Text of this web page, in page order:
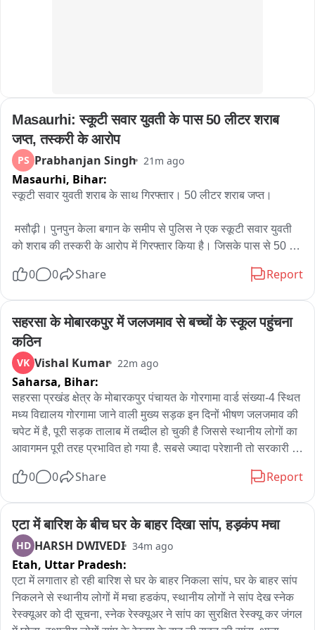
Masaurhi: स्कूटी सवार युवती के पास 50 लीटर शराब
जप्त, तस्करी के आरोप
PS Prabhanjan Singh 21m ago
Masaurhi, Bihar:
स्कूटी सवार युवती शराब के साथ गिरफ्तार। 50 लीटर शराब जप्त।
मसौढ़ी। पुनपुन केला बगान के समीप से पुलिस ने एक स्कूटी सवार युवती
को शराब की तस्करी के आरोप में गिरफ्तार किया है। जिसके पास से 50
एक युवती अक्सर पुनपुन से शराब लेकर पटना जाती है। पुलिस ने सूचना पर
को रोका गया। स्कूटी की तलाशी ली गई तो बोरे में रखा शराब बरामद हुआ।
पुनपुन थाना के एसएचओ बेबी कुमारी ने बताया कि गिरफ्तार आरोपी प्रियंका
कुमारी मूल रूप से नालंदा के बिहारशरीफ की रहने वाली है। जो पटना में
किराए के मकान में रहती है। प्रियंका मनोरा स्थित एक व्यक्ति से शराब
खरीदकर पटना बिक्री के लिए लेकर जाती थी। उक्त आरोपी की पहचान
की गई है। पुलिस तलाश में जुटी है।
0 0 Share Report
सहरसा के मोबारकपुर में जलजमाव से बच्चों के स्कूल पहुंचना
कठिन
VK Vishal Kumar 22m ago
Saharsa, Bihar:
सहरसा प्रखंड क्षेत्र के मोबारकपुर पंचायत के गोरगामा वार्ड संख्या-4 स्थित
मध्य विद्यालय गोरगामा जाने वाली मुख्य सड़क इन दिनों भीषण जलजमाव की
चपेट में है, पूरी सड़क तालाब में तब्दील हो चुकी है जिससे स्थानीय लोगों का
आवागमन पूरी तरह प्रभावित हो गया है. सबसे ज्यादा परेशानी तो सरकारी
बच्चे रोजाना घुटने भर पानी पार कर स्कूल जाने को मजबूर हैं, इस दौरान
खतरा भी बना हुआ है, बारिश के दिनों में तो स्थिति और भी गंभीर हो जाती है.
ग्रामीणों का आरोप है कि इस समस्या को लेकर कई बार पंचायत
प्रतिनिधियों और संबंधित अधिकारियों को शिकायत भी की गई, लेकिन अब
तक कोई ठोस कार्रवाई नहीं हुई. ग्रामीणों ने प्रशासन से अविलंब सड़क की
मरम्मत, जलनिकासी की स्थायी व्यवस्था, नियमित फॉगिंग और कीटनाशक
छिड़काव कराने की मांग की है. विद्यालय के प्रिंसिपल सुनील पंडित ने बताया
कि स्कूल आने-जाने वाली सड़क पानी में डूब जाने के कारण गड्ढों में तब्दील
0 0 Share Report
एटा में बारिश के बीच घर के बाहर दिखा सांप, हड़कंप मचा
HD HARSH DWIVEDI 34m ago
Etah, Uttar Pradesh:
एटा में लगातार हो रही बारिश से घर के बाहर निकला सांप, घर के बाहर सांप
निकलने से स्थानीय लोगों में मचा हडकंप, स्थानीय लोगों ने सांप देख स्नेक
रेस्क्यूअर को दी सूचना, स्नेक रेस्क्यूअर ने सांप का सुरक्षित रेस्क्यू कर जंगल